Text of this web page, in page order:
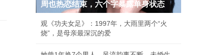
周也热恋结束，六个字暴露单身状态
观《功夫女足》：1997年，大雨里两个“火
烧”，是母亲最深沉的爱